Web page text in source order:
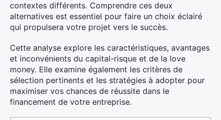
contextes différents. Comprendre ces deux
alternatives est essentiel pour faire un choix éclairé
qui propulsera votre projet vers le succès.
Cette analyse explore les caractéristiques, avantages
et inconvénients du capital-risque et de la love
money. Elle examine également les critères de
sélection pertinents et les stratégies à adopter pour
maximiser vos chances de réussite dans le
financement de votre entreprise.